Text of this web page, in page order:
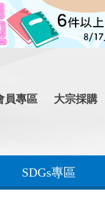
員專區 大宗採購
SDGs專區